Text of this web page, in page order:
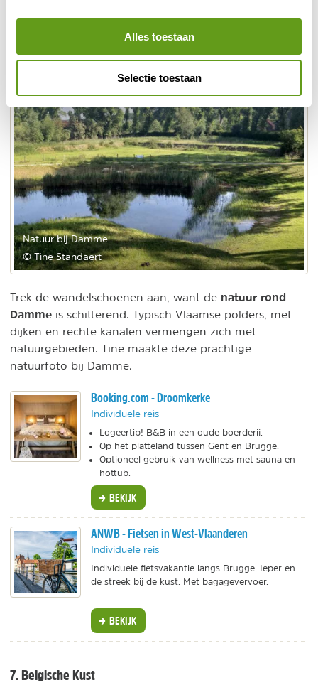
Alles toestaan
Selectie toestaan
Natuur bij Damme
© Tine Standaert
Trek de wandelschoenen aan, want de natuur rond
Damme is schitterend. Typisch Vlaamse polders, met
dijken en rechte kanalen vermengen zich met
natuurgebieden. Tine maakte deze prachtige
natuurfoto bij Damme.
Booking.com - Droomkerke
Individuele reis
Logeertip! B&B in een oude boerderij.
Op het platteland tussen Gent en Brugge.
Optioneel gebruik van wellness met sauna en
hottub.
BEKIJK
ANWB - Fietsen in West-Vlaanderen
Individuele reis
Individuele fietsvakantie langs Brugge, Ieper en
de streek bij de kust. Met bagagevervoer.
BEKIJK
7. Belgische Kust